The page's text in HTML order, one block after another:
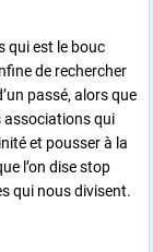
qui est le bouc
de rechercher
passé, alors que
associations qui
et pousser à la
l’on dise stop
qui nous divisent.